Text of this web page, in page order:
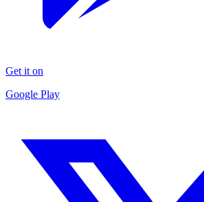
Get it on
Google Play